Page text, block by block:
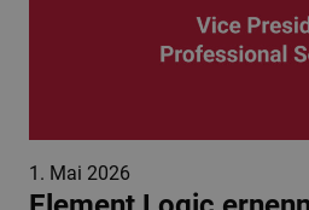
1. Mai 2026